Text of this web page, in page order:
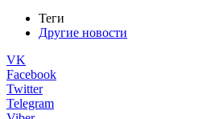
Теги
Другие новости
VK
Facebook
Twitter
Telegram